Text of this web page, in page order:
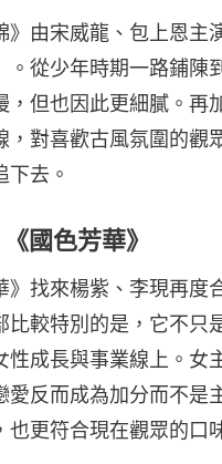
》由宋威龍、包上恩主
。從少年時期一路鋪陳
，但也因此更細膩。再
，對喜歡古風氛圍的觀
下去。
國色芳華》
》找來楊紫、李現再度
比較特別的是，它不只
性成長與事業線上。女
愛反而成為加分而不是
也更符合現在觀眾的口